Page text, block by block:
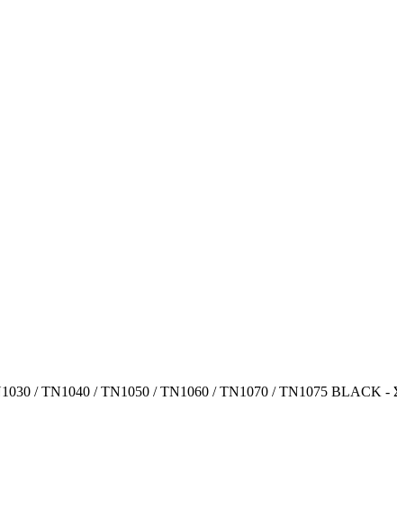
/ TN1040 / TN1050 / TN1060 / TN1070 / TN1075 BLACK -